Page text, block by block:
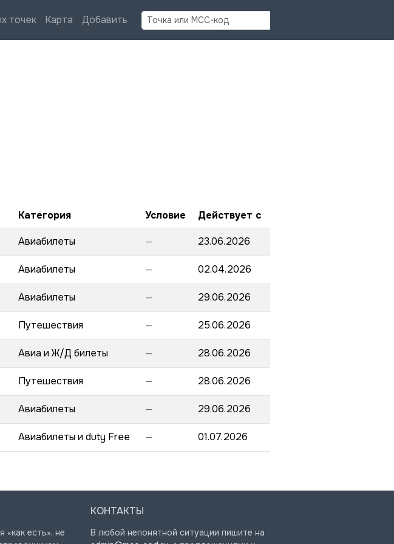
точек Карта Добавить Найти
Категория Условие
Действует с
Авиабилеты — 23.06.2026
Авиабилеты — 02.04.2026
Авиабилеты — 29.06.2026
Путешествия — 25.06.2026
Авиа и Ж/Д билеты — 28.06.2026
Путешествия — 28.06.2026
Авиабилеты — 29.06.2026
Авиабилеты и duty Free — 01.07.2026
«как есть», не
КОНТАКТЫ
В любой непонятной ситуации пишите на